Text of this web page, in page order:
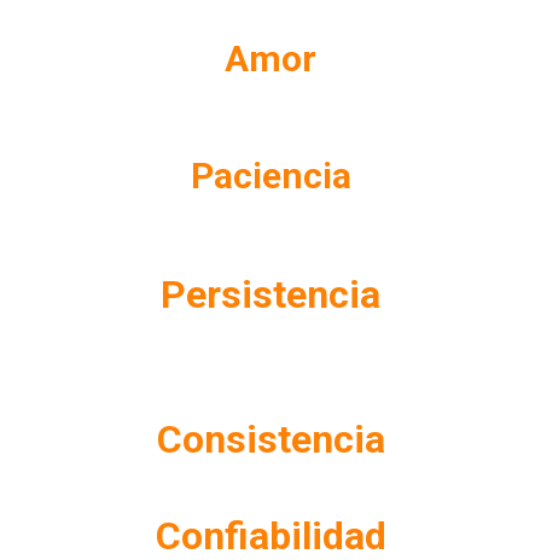
Amor
Paciencia
Persistencia
Consistencia
Confiabilidad